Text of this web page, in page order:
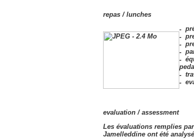
repas / lunches
evaluation / assessment
Les évaluations remplies
Jamelleddine ont été